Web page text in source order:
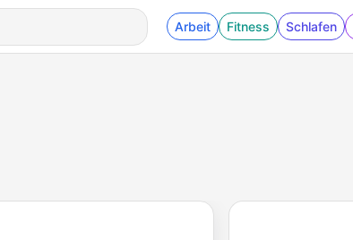
Arbeit Fitness Schlafen